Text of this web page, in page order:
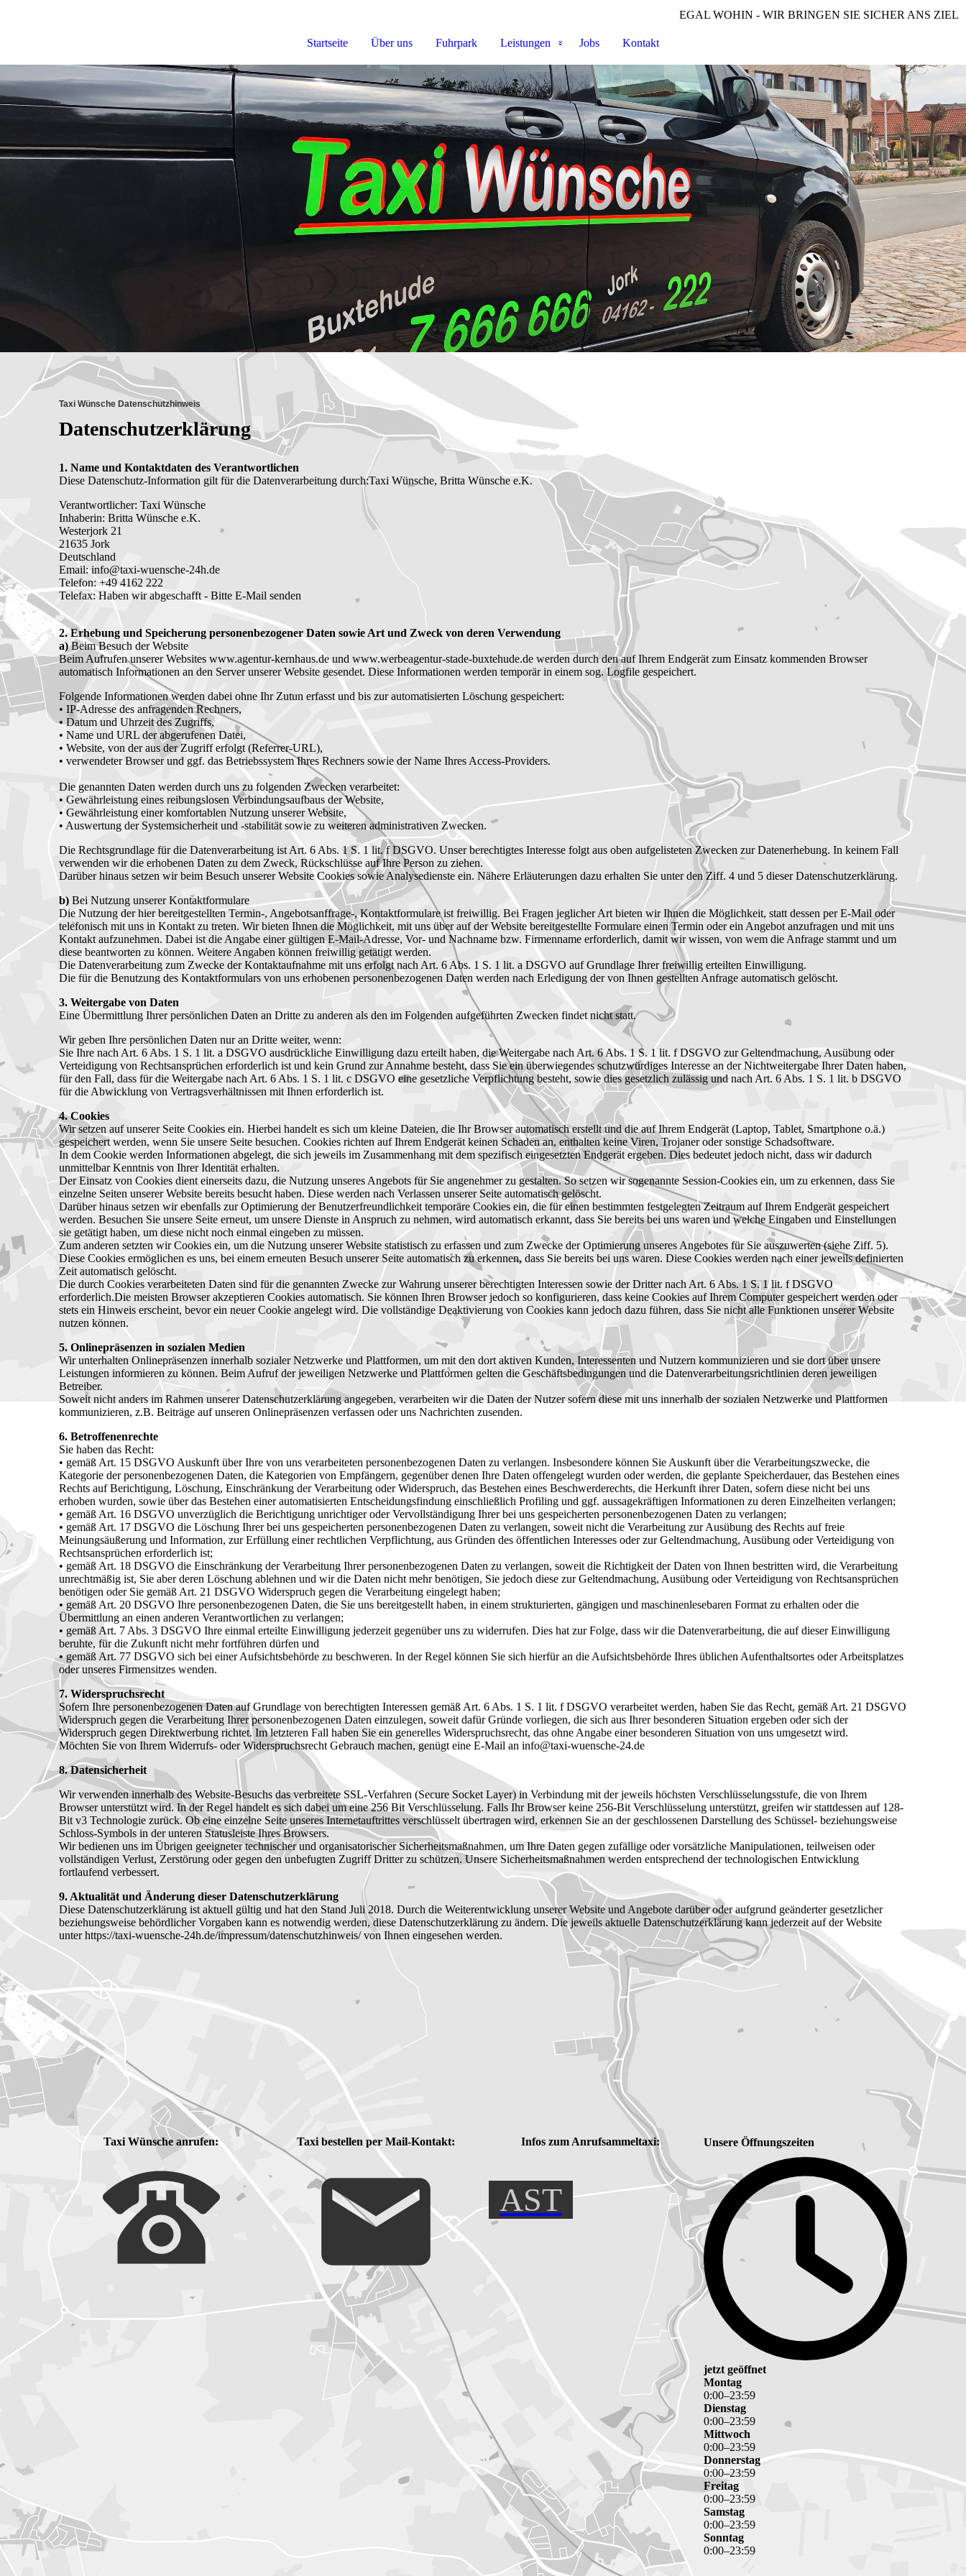
EGAL WOHIN - WIR BRINGEN SIE SICHER ANS ZIEL
Startseite Über uns Fuhrpark Leistungen Jobs Kontakt
Taxi Wünsche Datenschutzhinweis
Datenschutzerklärung
1. Name und Kontaktdaten des Verantwortlichen
Diese Datenschutz-Information gilt für die Datenverarbeitung durch:Taxi Wünsche, Britta Wünsche e.K.
Verantwortlicher: Taxi Wünsche
Inhaberin: Britta Wünsche e.K.
Westerjork 21
21635 Jork
Deutschland
Email: info@taxi-wuensche-24h.de
Telefon: +49 4162 222
Telefax: Haben wir abgeschafft - Bitte E-Mail senden
2. Erhebung und Speicherung personenbezogener Daten sowie Art und Zweck von deren Verwendung
a)Beim Besuch der Website
Beim Aufrufen unserer Websites www.agentur-kernhaus.de und www.werbeagentur-stade-buxtehude.de werden durch den auf Ihrem Endgerät zum Einsatz kommenden Browser
automatisch Informationen an den Server unserer Website gesendet. Diese Informationen werden temporär in einem sog. Logfile gespeichert.
Folgende Informationen werden dabei ohne Ihr Zutun erfasst und bis zur automatisierten Löschung gespeichert:
• IP-Adresse des anfragenden Rechners,
• Datum und Uhrzeit des Zugriffs,
• Name und URL der abgerufenen Datei,
• Website, von der aus der Zugriff erfolgt (Referrer-URL),
• verwendeter Browser und ggf. das Betriebssystem Ihres Rechners sowie der Name Ihres Access-Providers.
Die genannten Daten werden durch uns zu folgenden Zwecken verarbeitet:
• Gewährleistung eines reibungslosen Verbindungsaufbaus der Website,
• Gewährleistung einer komfortablen Nutzung unserer Website,
• Auswertung der Systemsicherheit und -stabilität sowie zu weiteren administrativen Zwecken.
Die Rechtsgrundlage für die Datenverarbeitung ist Art. 6 Abs. 1 S. 1 lit. f DSGVO. Unser berechtigtes Interesse folgt aus oben aufgelisteten Zwecken zur Datenerhebung. In keinem Fall
verwenden wir die erhobenen Daten zu dem Zweck, Rückschlüsse auf Ihre Person zu ziehen.
Darüber hinaus setzen wir beim Besuch unserer Website Cookies sowie Analysedienste ein. Nähere Erläuterungen dazu erhalten Sie unter den Ziff. 4 und 5 dieser Datenschutzerklärung.
b) Bei Nutzung unserer Kontaktformulare
Die Nutzung der hier bereitgestellten Termin-, Angebotsanffrage-, Kontaktformulare ist freiwillig. Bei Fragen jeglicher Art bieten wir Ihnen die Möglichkeit, statt dessen per E-Mail oder
telefonisch mit uns in Kontakt zu treten. Wir bieten Ihnen die Möglichkeit, mit uns über auf der Website bereitgestellte Formulare einen Termin oder ein Angebot anzufragen und mit uns
Kontakt aufzunehmen. Dabei ist die Angabe einer gültigen E-Mail-Adresse, Vor- und Nachname bzw. Firmenname erforderlich, damit wir wissen, von wem die Anfrage stammt und um
diese beantworten zu können. Weitere Angaben können freiwillig getätigt werden.
Die Datenverarbeitung zum Zwecke der Kontaktaufnahme mit uns erfolgt nach Art. 6 Abs. 1 S. 1 lit. a DSGVO auf Grundlage Ihrer freiwillig erteilten Einwilligung.
Die für die Benutzung des Kontaktformulars von uns erhobenen personenbezogenen Daten werden nach Erledigung der von Ihnen gestellten Anfrage automatisch gelöscht.
3. Weitergabe von Daten
Eine Übermittlung Ihrer persönlichen Daten an Dritte zu anderen als den im Folgenden aufgeführten Zwecken findet nicht statt.
Wir geben Ihre persönlichen Daten nur an Dritte weiter, wenn:
Sie Ihre nach Art. 6 Abs. 1 S. 1 lit. a DSGVO ausdrückliche Einwilligung dazu erteilt haben, die Weitergabe nach Art. 6 Abs. 1 S. 1 lit. f DSGVO zur Geltendmachung, Ausübung oder
Verteidigung von Rechtsansprüchen erforderlich ist und kein Grund zur Annahme besteht, dass Sie ein überwiegendes schutzwürdiges Interesse an der Nichtweitergabe Ihrer Daten haben,
für den Fall, dass für die Weitergabe nach Art. 6 Abs. 1 S. 1 lit. c DSGVO eine gesetzliche Verpflichtung besteht, sowie dies gesetzlich zulässig und nach Art. 6 Abs. 1 S. 1 lit. b DSGVO
für die Abwicklung von Vertragsverhältnissen mit Ihnen erforderlich ist.
4. Cookies
Wir setzen auf unserer Seite Cookies ein. Hierbei handelt es sich um kleine Dateien, die Ihr Browser automatisch erstellt und die auf Ihrem Endgerät (Laptop, Tablet, Smartphone o.ä.)
gespeichert werden, wenn Sie unsere Seite besuchen. Cookies richten auf Ihrem Endgerät keinen Schaden an, enthalten keine Viren, Trojaner oder sonstige Schadsoftware.
In dem Cookie werden Informationen abgelegt, die sich jeweils im Zusammenhang mit dem spezifisch eingesetzten Endgerät ergeben. Dies bedeutet jedoch nicht, dass wir dadurch
unmittelbar Kenntnis von Ihrer Identität erhalten.
Der Einsatz von Cookies dient einerseits dazu, die Nutzung unseres Angebots für Sie angenehmer zu gestalten. So setzen wir sogenannte Session-Cookies ein, um zu erkennen, dass Sie
einzelne Seiten unserer Website bereits besucht haben. Diese werden nach Verlassen unserer Seite automatisch gelöscht.
Darüber hinaus setzen wir ebenfalls zur Optimierung der Benutzerfreundlichkeit temporäre Cookies ein, die für einen bestimmten festgelegten Zeitraum auf Ihrem Endgerät gespeichert
werden. Besuchen Sie unsere Seite erneut, um unsere Dienste in Anspruch zu nehmen, wird automatisch erkannt, dass Sie bereits bei uns waren und welche Eingaben und Einstellungen
sie getätigt haben, um diese nicht noch einmal eingeben zu müssen.
Zum anderen setzten wir Cookies ein, um die Nutzung unserer Website statistisch zu erfassen und zum Zwecke der Optimierung unseres Angebotes für Sie auszuwerten (siehe Ziff. 5).
Diese Cookies ermöglichen es uns, bei einem erneuten Besuch unserer Seite automatisch zu erkennen, dass Sie bereits bei uns waren. Diese Cookies werden nach einer jeweils definierten
Zeit automatisch gelöscht.
Die durch Cookies verarbeiteten Daten sind für die genannten Zwecke zur Wahrung unserer berechtigten Interessen sowie der Dritter nach Art. 6 Abs. 1 S. 1 lit. f DSGVO
erforderlich.Die meisten Browser akzeptieren Cookies automatisch. Sie können Ihren Browser jedoch so konfigurieren, dass keine Cookies auf Ihrem Computer gespeichert werden oder
stets ein Hinweis erscheint, bevor ein neuer Cookie angelegt wird. Die vollständige Deaktivierung von Cookies kann jedoch dazu führen, dass Sie nicht alle Funktionen unserer Website
nutzen können.
5. Onlinepräsenzen in sozialen Medien
Wir unterhalten Onlinepräsenzen innerhalb sozialer Netzwerke und Plattformen, um mit den dort aktiven Kunden, Interessenten und Nutzern kommunizieren und sie dort über unsere
Leistungen informieren zu können. Beim Aufruf der jeweiligen Netzwerke und Plattformen gelten die Geschäftsbedingungen und die Datenverarbeitungsrichtlinien deren jeweiligen
Betreiber.
Soweit nicht anders im Rahmen unserer Datenschutzerklärung angegeben, verarbeiten wir die Daten der Nutzer sofern diese mit uns innerhalb der sozialen Netzwerke und Plattformen
kommunizieren, z.B. Beiträge auf unseren Onlinepräsenzen verfassen oder uns Nachrichten zusenden.
6. Betroffenenrechte
Sie haben das Recht:
• gemäß Art. 15 DSGVO Auskunft über Ihre von uns verarbeiteten personenbezogenen Daten zu verlangen. Insbesondere können Sie Auskunft über die Verarbeitungszwecke, die
Kategorie der personenbezogenen Daten, die Kategorien von Empfängern, gegenüber denen Ihre Daten offengelegt wurden oder werden, die geplante Speicherdauer, das Bestehen eines
Rechts auf Berichtigung, Löschung, Einschränkung der Verarbeitung oder Widerspruch, das Bestehen eines Beschwerderechts, die Herkunft ihrer Daten, sofern diese nicht bei uns
erhoben wurden, sowie über das Bestehen einer automatisierten Entscheidungsfindung einschließlich Profiling und ggf. aussagekräftigen Informationen zu deren Einzelheiten verlangen;
• gemäß Art. 16 DSGVO unverzüglich die Berichtigung unrichtiger oder Vervollständigung Ihrer bei uns gespeicherten personenbezogenen Daten zu verlangen;
• gemäß Art. 17 DSGVO die Löschung Ihrer bei uns gespeicherten personenbezogenen Daten zu verlangen, soweit nicht die Verarbeitung zur Ausübung des Rechts auf freie
Meinungsäußerung und Information, zur Erfüllung einer rechtlichen Verpflichtung, aus Gründen des öffentlichen Interesses oder zur Geltendmachung, Ausübung oder Verteidigung von
Rechtsansprüchen erforderlich ist;
• gemäß Art. 18 DSGVO die Einschränkung der Verarbeitung Ihrer personenbezogenen Daten zu verlangen, soweit die Richtigkeit der Daten von Ihnen bestritten wird, die Verarbeitung
unrechtmäßig ist, Sie aber deren Löschung ablehnen und wir die Daten nicht mehr benötigen, Sie jedoch diese zur Geltendmachung, Ausübung oder Verteidigung von Rechtsansprüchen
benötigen oder Sie gemäß Art. 21 DSGVO Widerspruch gegen die Verarbeitung eingelegt haben;
• gemäß Art. 20 DSGVO Ihre personenbezogenen Daten, die Sie uns bereitgestellt haben, in einem strukturierten, gängigen und maschinenlesebaren Format zu erhalten oder die
Übermittlung an einen anderen Verantwortlichen zu verlangen;
• gemäß Art. 7 Abs. 3 DSGVO Ihre einmal erteilte Einwilligung jederzeit gegenüber uns zu widerrufen. Dies hat zur Folge, dass wir die Datenverarbeitung, die auf dieser Einwilligung
beruhte, für die Zukunft nicht mehr fortführen dürfen und
• gemäß Art. 77 DSGVO sich bei einer Aufsichtsbehörde zu beschweren. In der Regel können Sie sich hierfür an die Aufsichtsbehörde Ihres üblichen Aufenthaltsortes oder Arbeitsplatzes
oder unseres Firmensitzes wenden.
7. Widerspruchsrecht
Sofern Ihre personenbezogenen Daten auf Grundlage von berechtigten Interessen gemäß Art. 6 Abs. 1 S. 1 lit. f DSGVO verarbeitet werden, haben Sie das Recht, gemäß Art. 21 DSGVO
Widerspruch gegen die Verarbeitung Ihrer personenbezogenen Daten einzulegen, soweit dafür Gründe vorliegen, die sich aus Ihrer besonderen Situation ergeben oder sich der
Widerspruch gegen Direktwerbung richtet. Im letzteren Fall haben Sie ein generelles Widerspruchsrecht, das ohne Angabe einer besonderen Situation von uns umgesetzt wird.
Möchten Sie von Ihrem Widerrufs- oder Widerspruchsrecht Gebrauch machen, genügt eine E-Mail an info@taxi-wuensche-24.de
8. Datensicherheit
Wir verwenden innerhalb des Website-Besuchs das verbreitete SSL-Verfahren (Secure Socket Layer) in Verbindung mit der jeweils höchsten Verschlüsselungsstufe, die von Ihrem
Browser unterstützt wird. In der Regel handelt es sich dabei um eine 256 Bit Verschlüsselung. Falls Ihr Browser keine 256-Bit Verschlüsselung unterstützt, greifen wir stattdessen auf 128-
Bit v3 Technologie zurück. Ob eine einzelne Seite unseres Internetauftrittes verschlüsselt übertragen wird, erkennen Sie an der geschlossenen Darstellung des Schüssel- beziehungsweise
Schloss-Symbols in der unteren Statusleiste Ihres Browsers.
Wir bedienen uns im Übrigen geeigneter technischer und organisatorischer Sicherheitsmaßnahmen, um Ihre Daten gegen zufällige oder vorsätzliche Manipulationen, teilweisen oder
vollständigen Verlust, Zerstörung oder gegen den unbefugten Zugriff Dritter zu schützen. Unsere Sicherheitsmaßnahmen werden entsprechend der technologischen Entwicklung
fortlaufend verbessert.
9. Aktualität und Änderung dieser Datenschutzerklärung
Diese Datenschutzerklärung ist aktuell gültig und hat den Stand Juli 2018. Durch die Weiterentwicklung unserer Website und Angebote darüber oder aufgrund geänderter gesetzlicher
beziehungsweise behördlicher Vorgaben kann es notwendig werden, diese Datenschutzerklärung zu ändern. Die jeweils aktuelle Datenschutzerklärung kann jederzeit auf der Website
unter https://taxi-wuensche-24h.de/impressum/datenschutzhinweis/ von Ihnen eingesehen werden.
Taxi Wünsche anrufen: Taxi bestellen per Mail-Kontakt: Infos zum Anrufsammeltaxi:
AST
Unsere Öffnungszeiten
jetzt geöffnet
Montag
0:00–23:59
Dienstag
0:00–23:59
Mittwoch
0:00–23:59
Donnerstag
0:00–23:59
Freitag
0:00–23:59
Samstag
0:00–23:59
Sonntag
0:00–23:59